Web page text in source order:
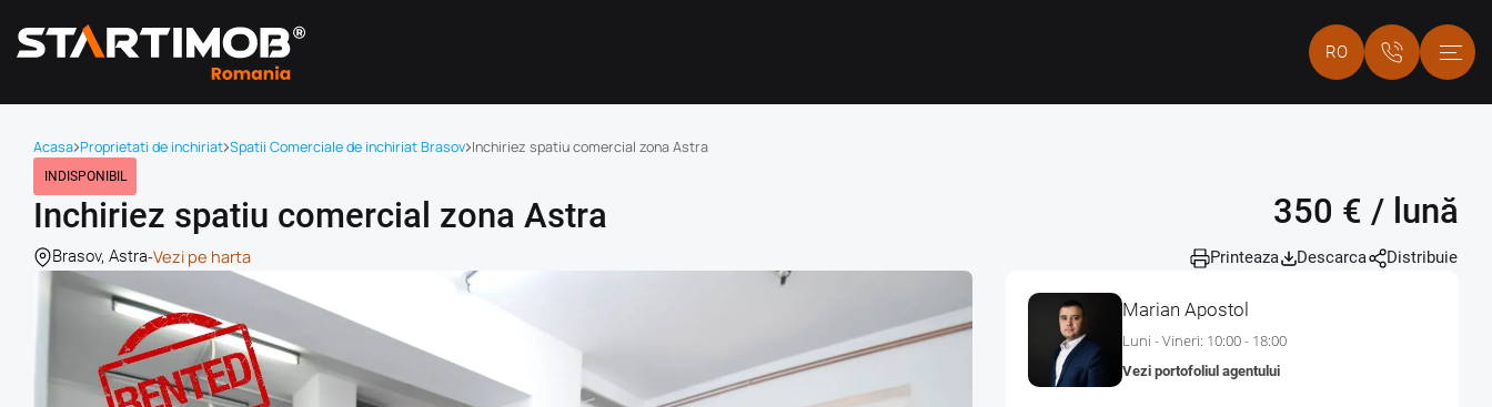
RO
Acasa Proprietati de inchiriat Spatii Comerciale de inchiriat Brasov Inchiriez spatiu comercial zona Astra
INDISPONIBIL
Inchiriez spatiu comercial zona Astra 350 € / lună
Brasov, Astra-Vezi pe harta Printeaza Descarca Distribuie
Marian Apostol
Luni - Vineri: 10:00 - 18:00
Vezi portofoliul agentului